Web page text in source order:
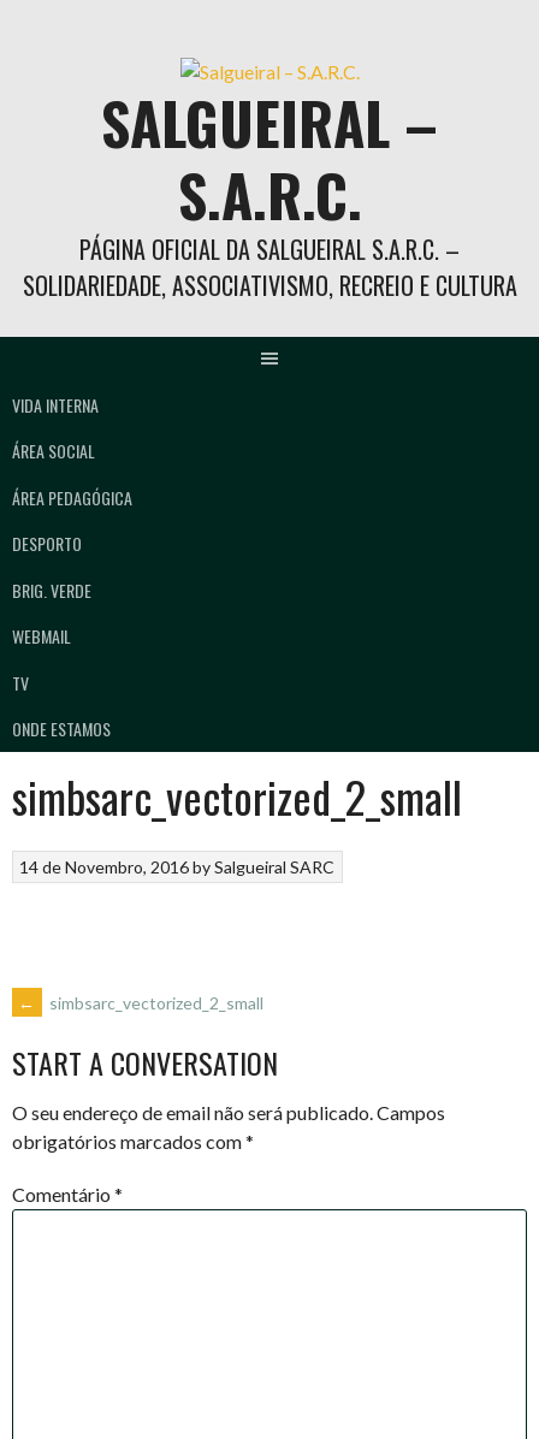
SALGUEIRAL –
S.A.R.C.
PÁGINA OFICIAL DA SALGUEIRAL S.A.R.C. –
SOLIDARIEDADE, ASSOCIATIVISMO, RECREIO E CULTURA
VIDA INTERNA
ÁREA SOCIAL
ÁREA PEDAGÓGICA
DESPORTO
BRIG. VERDE
WEBMAIL
TV
ONDE ESTAMOS
simbsarc_vectorized_2_small
14 de Novembro, 2016bySalgueiral SARC
POST
NAVIGATION
← simbsarc_vectorized_2_small
START A CONVERSATION
O seu endereço de email não será publicado.Campos
obrigatórios marcados com*
Comentário *